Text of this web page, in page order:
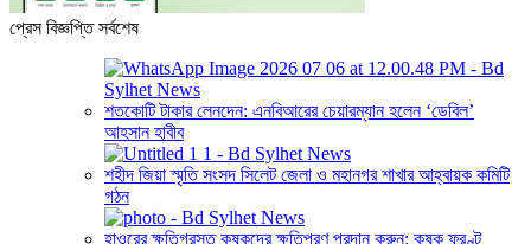
প্রেস বিজ্ঞপ্তি সর্বশেষ
শতকোটি টাকার লেনদেন: এনবিআরের চেয়ারম্যান হলেন ‘ডেবিল’
আহসান হাবীব
শহীদ জিয়া স্মৃতি সংসদ সিলেট জেলা ও মহানগর শাখার আহ্বায়ক কমিটি
গঠন
হাওরের ক্ষতিগ্রস্ত কৃষকদের ক্ষতিপূরণ প্রদান করুন: কৃষক ফ্রণ্ট